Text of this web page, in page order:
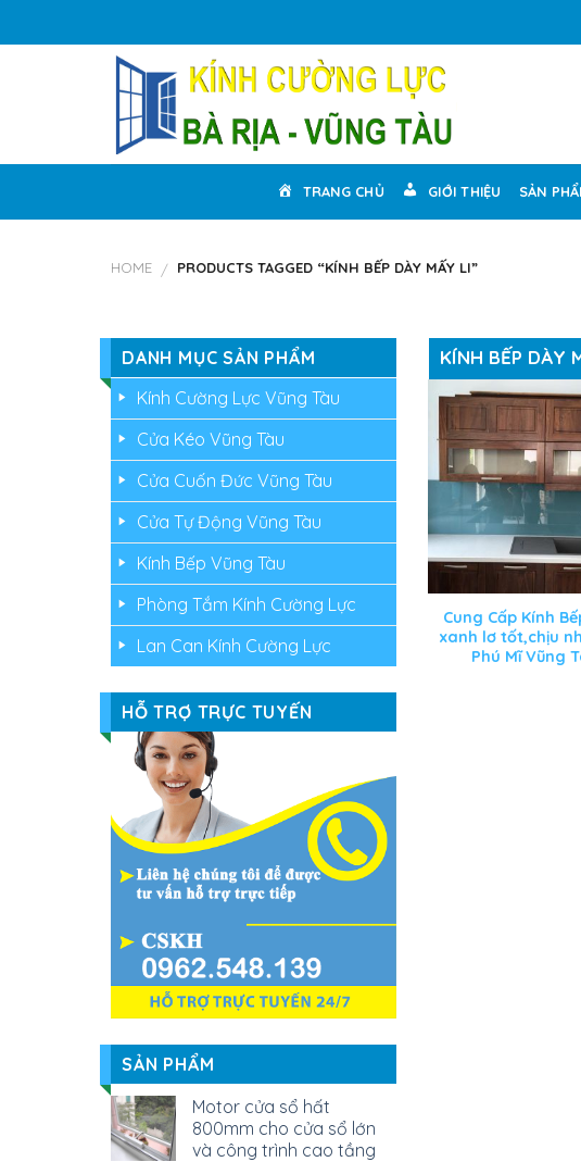
to
TRANG CHỦ GIỚI THIỆU SẢN
HOME / PRODUCTS TAGGED “KÍNH BẾP DÀY MẤY LI”
DANH MỤC SẢN PHẨM
Kính Cường Lực Vũng Tàu
Cửa Kéo Vũng Tàu
Cửa Cuốn Đức Vũng Tàu
Cửa Tự Động Vũng Tàu
Kính Bếp Vũng Tàu
Phòng Tắm Kính Cường Lực
Lan Can Kính Cường Lực
HỖ TRỢ TRỰC TUYẾN
SẢN PHẨM
Motor cửa sổ hất
800mm cho cửa sổ lớn
và công trình cao tầng
KÍNH BẾP DÀY
Cung Cấp Kính
xanh lơ tốt,chịu
Phú Mĩ Vũng